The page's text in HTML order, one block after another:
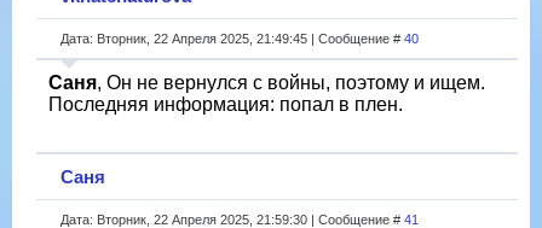
Дата: Вторник, 22 Апреля 2025, 21:49:45 | Сообщение # 40
Саня, Он не вернулся с войны, поэтому и ищем.
Последняя информация: попал в плен.
Саня
Дата: Вторник, 22 Апреля 2025, 21:59:30 | Сообщение # 41